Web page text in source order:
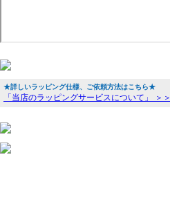
★詳しいラッピング仕様、ご依頼方法はこちら★
「当店のラッピングサービスについて」 ＞＞